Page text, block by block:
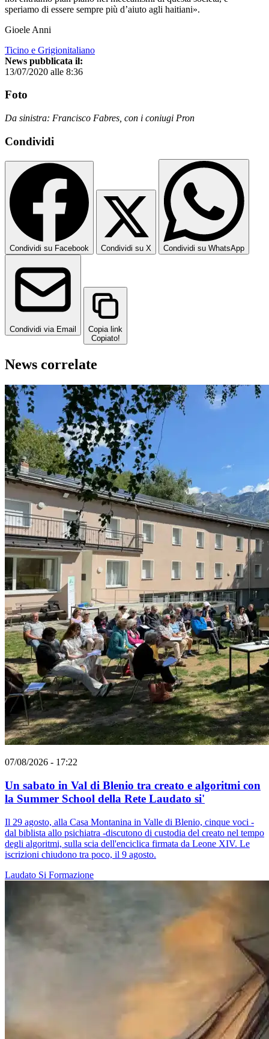
speriamo di essere sempre più d’aiuto agli haitiani».
Gioele Anni
Ticino e Grigionitaliano
News pubblicata il:
13/07/2020 alle 8:36
Foto
Da sinistra: Francisco Fabres, con i coniugi Pron
Condividi
Condividi su Facebook Condividi su X Condividi su WhatsApp
Condividi via Email
Copia link
Copiato!
News correlate
07/08/2026 - 17:22
Un sabato in Val di Blenio tra creato e algoritmi con
la Summer School della Rete Laudato si'
Il 29 agosto, alla Casa Montanina in Valle di Blenio, cinque voci -
dal biblista allo psichiatra -discutono di custodia del creato nel tempo
degli algoritmi, sulla scia dell'enciclica firmata da Leone XIV. Le
iscrizioni chiudono tra poco, il 9 agosto.
Laudato Si Formazione